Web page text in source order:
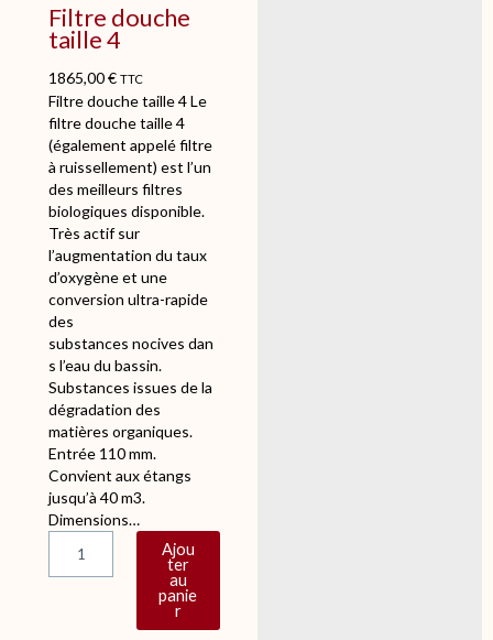
e
t
i
l
l
e
3
Filtre douche
taille 4
1865,00€ TTC
Filtre douche taille 4 Le
filtre douche taille 4
(également appelé filtre
à ruissellement) est l’un
des meilleurs filtres
biologiques disponible.
Très actif sur
l’augmentation du taux
d’oxygène et une
conversion ultra-rapide
des
substances nocives dan
s l’eau du bassin.
Substances issues de la
dégradation des
matières organiques.
Entrée 110 mm.
Convient aux étangs
jusqu’à 40 m3.
Dimensions…
Ajou
ter
au
panie
r